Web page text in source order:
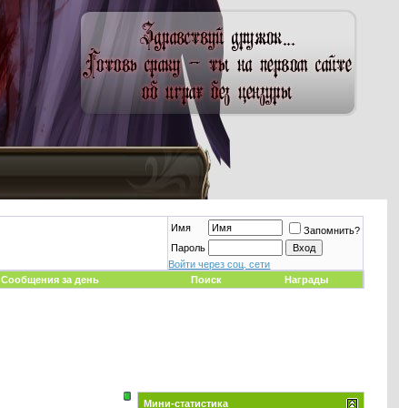
Имя
Запомнить?
Пароль
Войти через соц. сети
Сообщения за день Поиск Награды
Мини-статистика